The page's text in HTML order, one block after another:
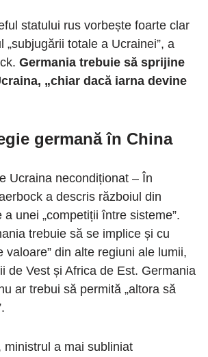
statului rus vorbește foarte clar
„subjugării totale a Ucrainei”, a
Germania trebuie să sprijine
„chiar dacă iarna devine
germană în China
Ucraina necondiționat – În
a descris războiul din
unei „competiții între sisteme”.
trebuie să se implice și cu
valoare” din alte regiuni ale lumii,
de Vest și Africa de Est. Germania
ar trebui să permită „altora să
ministrul a mai subliniat